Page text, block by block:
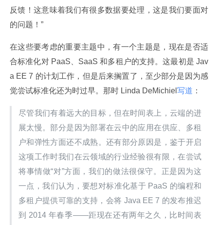
反馈！这意味着我们有很多数据要处理，这是我们要面对
的问题！”
在这些要考虑的重要主题中，有一个主题是，现在是否适
合标准化对 PaaS、SaaS 和多租户的支持。这最初是 Jav
a EE 7 的计划工作，但是后来搁置了，至少部分是因为感
觉尝试标准化还为时过早。那时 Linda DeMichiel 写道 ：
尽管我们有着远大的目标，但在时间表上，云端的进
展太慢。部分是因为部署在云中的应用在供应、多租
户和弹性方面还不成熟。还有部分原因是，鉴于开启
这项工作时我们在云领域的行业经验很有限，在尝试
将事情做“对”方面，我们的做法很保守。正是因为这
一点，我们认为，要想对标准化基于 PaaS 的编程和
多租户提供可靠的支持，会将 Java EE 7 的发布推迟
到 2014 年春季——距现在还有两年之久，比时间表